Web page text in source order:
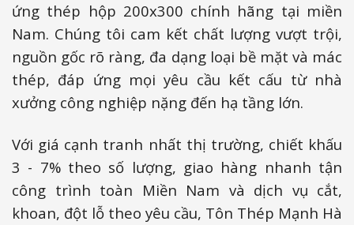
ứng thép hộp 200x300 chính hãng tại miền
Nam. Chúng tôi cam kết chất lượng vượt trội,
nguồn gốc rõ ràng, đa dạng loại bề mặt và mác
thép, đáp ứng mọi yêu cầu kết cấu từ nhà
xưởng công nghiệp nặng đến hạ tầng lớn.
Với giá cạnh tranh nhất thị trường, chiết khấu
3 - 7% theo số lượng, giao hàng nhanh tận
công trình toàn Miền Nam và dịch vụ cắt,
khoan, đột lỗ theo yêu cầu, Tôn Thép Mạnh Hà